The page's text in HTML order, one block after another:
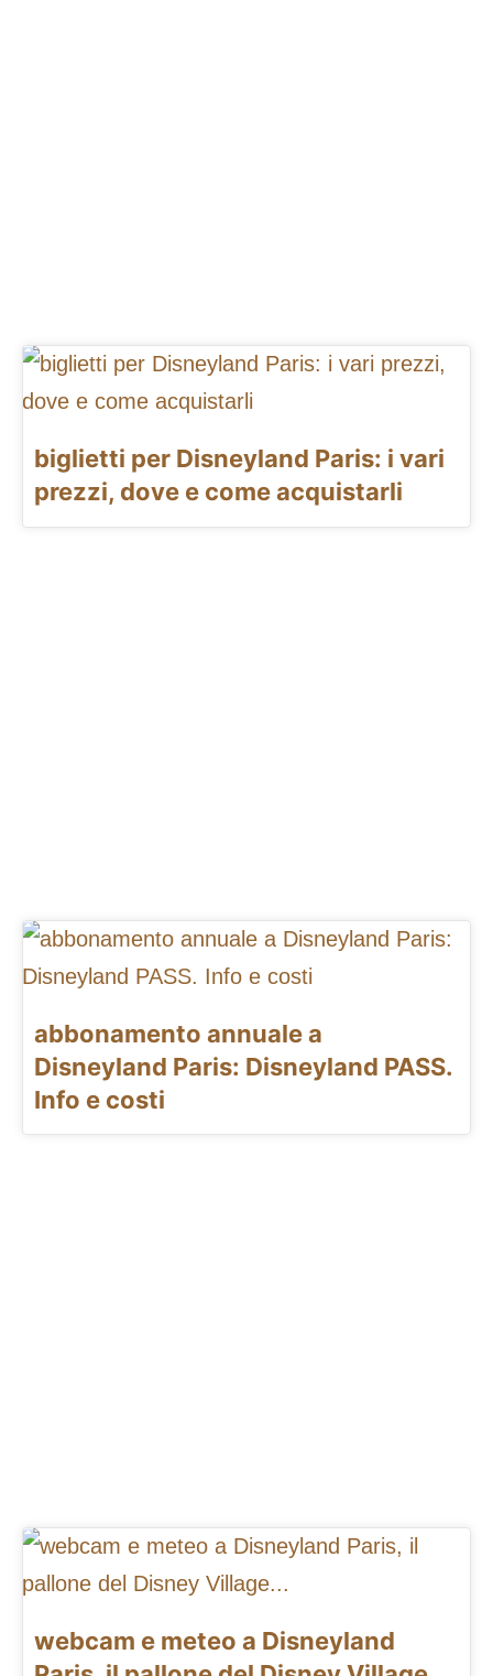
biglietti per Disneyland Paris: i vari
prezzi, dove e come acquistarli
abbonamento annuale a
Disneyland Paris: Disneyland PASS.
Info e costi
webcam e meteo a Disneyland